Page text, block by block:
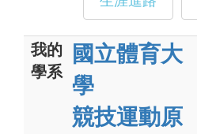
我的
學系
國立體育大
學
競技運動原